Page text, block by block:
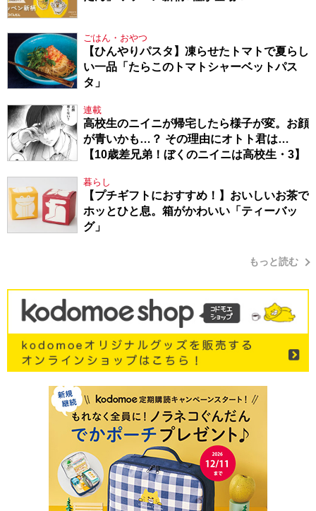
ごはん・おやつ
【ひんやりパスタ】凍らせたトマトで夏らし
い一品「たらこのトマトシャーベットパス
タ」
連載
高校生のニイニが帰宅したら様子が変。お顔
が青いかも…？ その理由にオトト君は…
【10歳差兄弟！ぼくのニイニは高校生・3】
暮らし
【プチギフトにおすすめ！】おいしいお茶で
ホッとひと息。箱がかわいい「ティーバッ
グ」
もっと読む